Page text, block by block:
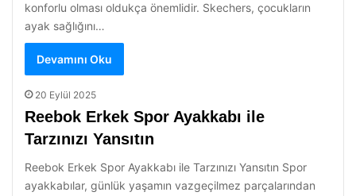
konforlu olması oldukça önemlidir. Skechers, çocukların
ayak sağlığını…
Devamını Oku
20 Eylül 2025
Reebok Erkek Spor Ayakkabı ile
Tarzınızı Yansıtın
Reebok Erkek Spor Ayakkabı ile Tarzınızı Yansıtın Spor
ayakkabılar, günlük yaşamın vazgeçilmez parçalarından